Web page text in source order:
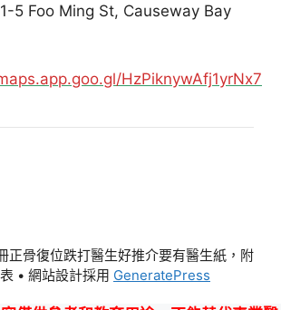
5 Foo Ming St, Causeway Bay
HzPiknywAfj1yrNx7
骨復位跌打醫生好推介要有醫生紙，附
• 網站設計採用 GeneratePress